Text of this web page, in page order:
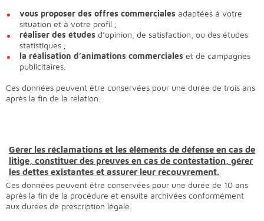
vous proposer des offres commerciales adaptées à votre
situation et à votre profil ;
réaliser des études d’opinion, de satisfaction, ou des études
statistiques ;
la réalisation d’animations commerciales et de campagnes
publicitaires.
Ces données peuvent être conservées pour une durée de trois ans
après la fin de la relation.
Gérer les réclamations et les éléments de défense en cas de
litige, constituer des preuves en cas de contestation, gérer
les dettes existantes et assurer leur recouvrement.
Ces données peuvent être conservées pour une durée de 10 ans
après la fin de la procédure et ensuite archivées conformément
aux durées de prescription légale.